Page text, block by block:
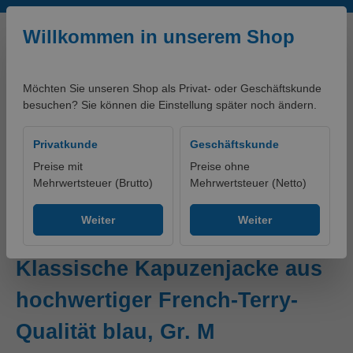
Zum Hauptinhalt springen
Willkommen in unserem Shop
Möchten Sie unseren Shop als Privat- oder Geschäftskunde
besuchen? Sie können die Einstellung später noch ändern.
Privatkunde
Preise mit
Mehrwertsteuer (Brutto)
Weiter
Geschäftskunde
Preise ohne
Mehrwertsteuer (Netto)
Weiter
Hooded Jacket Junior
Klassische Kapuzenjacke aus
hochwertiger French-Terry-
Qualität blau, Gr. M